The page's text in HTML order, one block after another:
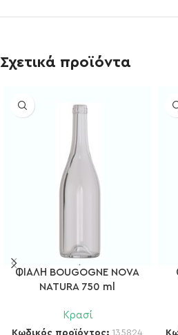
Σχετικά προϊόντα
ΦΙΑΛΗ BOUGOGNE NOVA
NATURA 750 ml
Κρασί
Κωδικός προϊόντος: 135824